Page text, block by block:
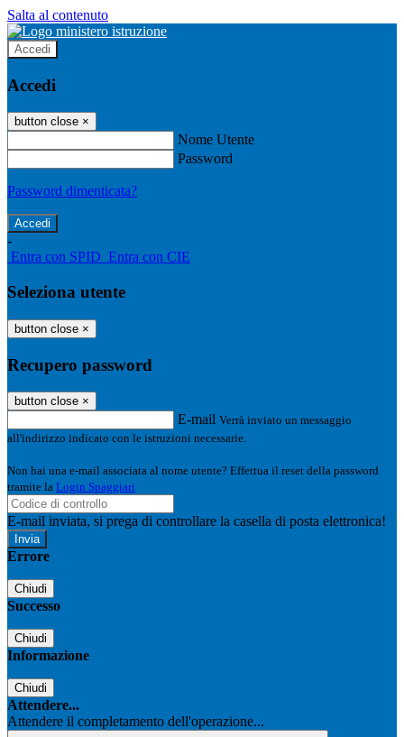
Salta al contenuto
Accedi
Accedi
button close ×
Nome Utente
Password
Password dimenticata?
-
Entra con SPID Entra con CIE
Seleziona utente
button close ×
Recupero password
button close ×
E-mail Verrà inviato un messaggio
all'indirizzo indicato con le istruzioni necessarie.
Non hai una e-mail associata al nome utente? Effettua il reset della password
tramite la Login Spaggiari
E-mail inviata, si prega di controllare la casella di posta elettronica!
Errore
Chiudi
Successo
Chiudi
Informazione
Chiudi
Attendere...
Attendere il completamento dell'operazione...